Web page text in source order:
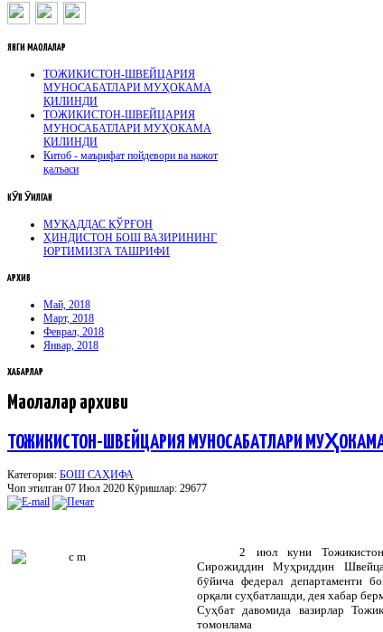
ЯНГИ МАҚОЛАЛАР
ТОЖИКИСТОН-ШВЕЙЦАРИЯ
МУНОСАБАТЛАРИ МУҲОКАМА
ҚИЛИНДИ
ТОЖИКИСТОН-ШВЕЙЦАРИЯ
МУНОСАБАТЛАРИ МУҲОКАМА
ҚИЛИНДИ
Китоб - маърифат пойдевори ва нажот
қалъаси
КӮП ӮҚИЛГАН
МУҚАДДАС ҚЎРҒОН
ҲИНДИСТОН БОШ ВАЗИРИНИНГ
ЮРТИМИЗГА ТАШРИФИ
АРХИВ
Май, 2018
Март, 2018
Феврал, 2018
Январ, 2018
ХАБАРЛАР
Мақолалар архиви
ТОЖИКИСТОН-ШВЕЙЦАРИЯ МУНОСАБАТЛАРИ
Категория: БОШ САҲИФА
Чоп этилган 07 Июл 2020 Кӯришлар: 29677
2 июл куни
Сирожиддин Муҳриддин
бӯйича федерал департаменти
орқали суҳбатлашди, дея хабар
Суҳбат давомида вазирлар
томонлама